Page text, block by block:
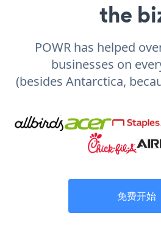
the
POWR has helped
businesses on
(besides Antarctica,
免费开始